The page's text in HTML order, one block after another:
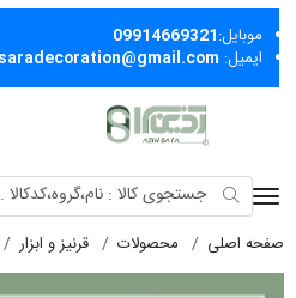
موبایل:09914669321
ایمیل:
صفحه اصلی محصولات قرنیز و ابزار